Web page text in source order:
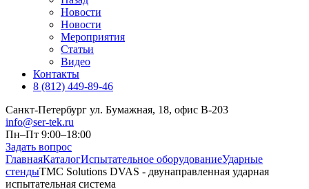
Новости
Новости
Мероприятия
Статьи
Видео
Контакты
8 (812) 449-89-46
Санкт-Петербург ул. Бумажная, 18, офис B-203
info@ser-tek.ru
Пн–Пт 9:00–18:00
Задать вопрос
ГлавнаяКаталогИспытательное оборудованиеУдарные
стендыTMC Solutions DVAS - двунаправленная ударная
испытательная система